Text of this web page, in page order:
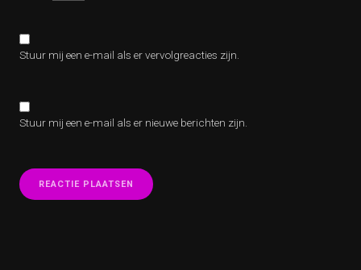
Stuur mij een e-mail als er vervolgreacties zijn.
Stuur mij een e-mail als er nieuwe berichten zijn.